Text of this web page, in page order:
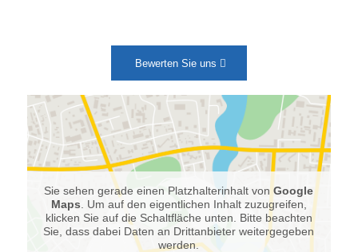
Bewerten Sie uns
Sie sehen gerade einen Platzhalterinhalt vonGoogle
Maps . Um auf den eigentlichen Inhalt zuzugreifen,
klicken Sie auf die Schaltfläche unten. Bitte beachten
Sie, dass dabei Daten an Drittanbieter weitergegeben
werden.